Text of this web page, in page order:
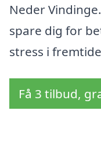
Neder
spare dig for
stress i
Få 3 tilbud,